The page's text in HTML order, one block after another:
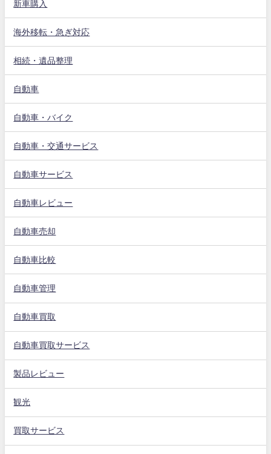
新車購入
海外移転・急ぎ対応
相続・遺品整理
自動車
自動車・バイク
自動車・交通サービス
自動車サービス
自動車レビュー
自動車売却
自動車比較
自動車管理
自動車買取
自動車買取サービス
製品レビュー
観光
買取サービス